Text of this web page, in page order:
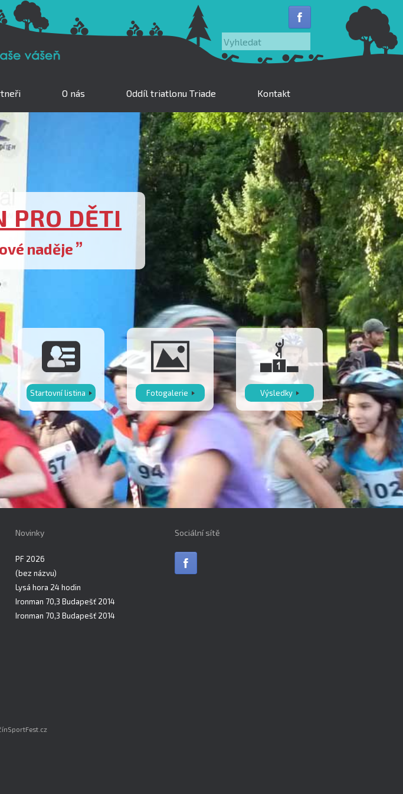
Vyhledat
O nás Oddíl triatlonu Triade Kontakt
PRO DĚTI
naděje
Startovní listina Fotogalerie Výsledky
Novinky
PF 2026
(bez názvu)
Lysá hora 24 hodin
Ironman 70,3 Budapešť 2014
Ironman 70,3 Budapešť 2014
Sociální sítě